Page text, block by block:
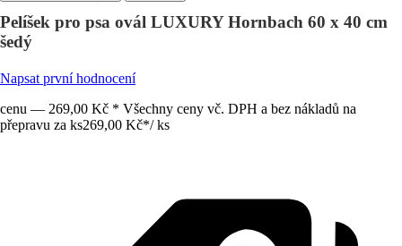
Pelíšek pro psa ovál LUXURY Hornbach 60 x 40 cm
šedý
Napsat první hodnocení
cenu — 269,00 Kč * Všechny ceny vč. DPH a bez nákladů na
přepravu za ks269,00 Kč*/ ks